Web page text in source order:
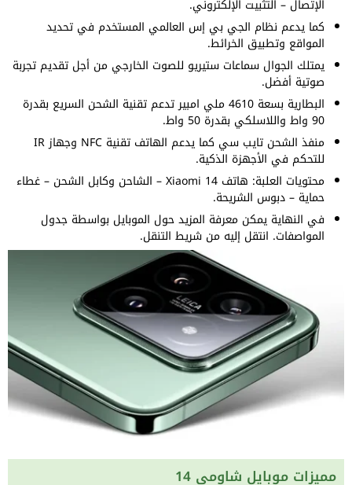
الإتصال – التثبيت الإلكتروني.
كما يدعم نظام الجي بي إس العالمي المستخدم في تحديد
المواقع وتطبيق الخرائط.
يمتلك الجوال سماعات ستيريو للصوت الخارجي من أجل تقديم تجربة
صوتية أفضل.
البطارية بسعة 4610 ملي امبير تدعم تقنية الشحن السريع بقدرة
90 واط واللاسلكي بقدرة 50 واط.
منفذ الشحن تايب سي كما يدعم الهاتف تقنية NFC وجهاز IR
للتحكم في الأجهزة الذكية.
محتويات العلبة: هاتف Xiaomi 14 – الشاحن وكابل الشحن – غطاء
حماية – دبوس الشريحة.
في النهاية يمكن معرفة المزيد حول الموبايل بواسطة جدول
المواصفات. انتقل إليه من شريط التنقل.
مميزات موبايل شاومي 14